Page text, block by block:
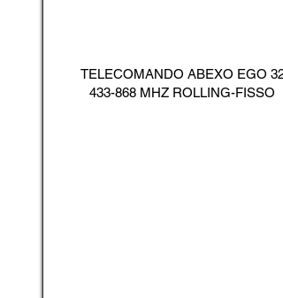
TELECOMANDO ABEXO EGO 32
433-868 MHZ ROLLING-FISSO